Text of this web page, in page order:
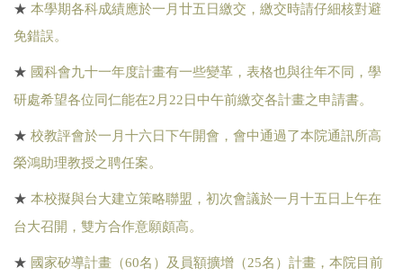
★ 本學期各科成績應於一月廿五日繳交，繳交時請仔細核對避
免錯誤。
★ 國科會九十一年度計畫有一些變革，表格也與往年不同，學
研處希望各位同仁能在2 月 22 日中午前繳交各計畫之申請書。
★ 校教評會於一月十六日下午開會，會中通過了本院通訊所高
榮鴻助理教授之聘任案。
★ 本校擬與台大建立策略聯盟，初次會議於一月十五日上午在
台大召開，雙方合作意願頗高。
★ 國家矽導計畫（60名）及員額擴增（25名）計畫，本院目前